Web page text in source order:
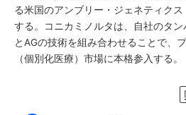
る米国のアンブリー・ジェネティク
する。コニカミノルタは、自社のタ
とAGの技術を組み合わせることで、
（個別化医療）市場に本格参入する。